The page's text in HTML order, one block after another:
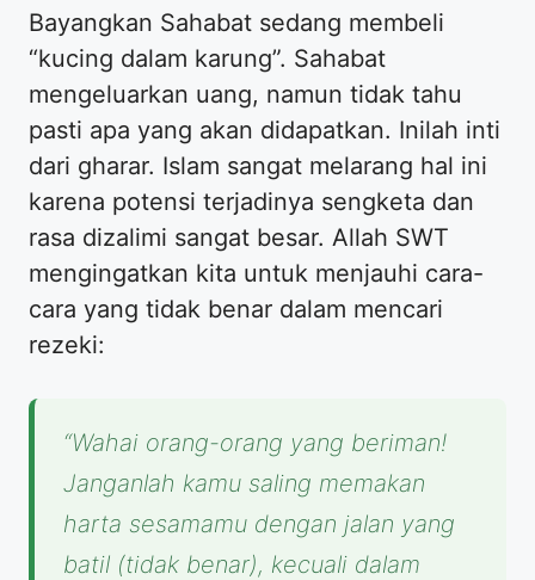
Bayangkan Sahabat sedang membeli
“kucing dalam karung”. Sahabat
mengeluarkan uang, namun tidak tahu
pasti apa yang akan didapatkan. Inilah inti
dari gharar. Islam sangat melarang hal ini
karena potensi terjadinya sengketa dan
rasa dizalimi sangat besar. Allah SWT
mengingatkan kita untuk menjauhi cara-
cara yang tidak benar dalam mencari
rezeki:
“Wahai orang-orang yang beriman!
Janganlah kamu saling memakan
harta sesamamu dengan jalan yang
batil (tidak benar), kecuali dalam